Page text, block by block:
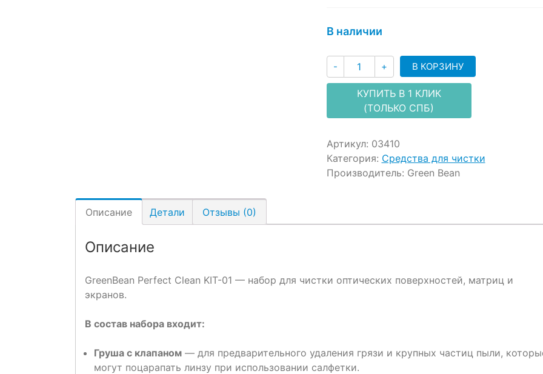
В наличии
- Количество
+ В КОРЗИНУ
КУПИТЬ В 1 КЛИК
(ТОЛЬКО СПБ)
Артикул: 03410
Категория: Средства для чистки
Производитель: Green Bean
Описание Детали Отзывы (0)
Описание
GreenBean Perfect Clean KIT-01 — набор для чистки оптических поверхностей, матриц и
экранов.
В состав набора входит:
Груша с клапаном — для предварительного удаления грязи и крупных частиц пыли,
могут поцарапать линзу при использовании салфетки.